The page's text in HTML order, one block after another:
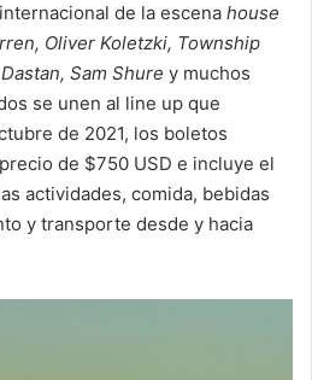
de la escena house
Oliver Koletzki, Township
Sam Shure y muchos
se unen al line up que
de 2021, los boletos
de $750 USD e incluye el
actividades, comida, bebidas
y transporte desde y hacia